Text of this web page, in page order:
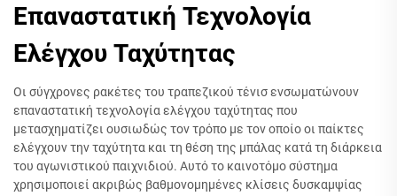
Επαναστατική Τεχνολογία
Ελέγχου Ταχύτητας
Οι σύγχρονες ρακέτες του τραπεζικού τένισ ενσωματώνουν
επαναστατική τεχνολογία ελέγχου ταχύτητας που
μετασχηματίζει ουσιωδώς τον τρόπο με τον οποίο οι παίκτες
ελέγχουν την ταχύτητα και τη θέση της μπάλας κατά τη διάρκεια
του αγωνιστικού παιχνιδιού. Αυτό το καινοτόμο σύστημα
χρησιμοποιεί ακριβώς βαθμονομημένες κλίσεις δυσκαμψίας